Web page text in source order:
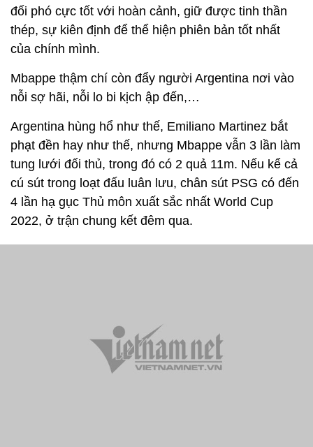
đối phó cực tốt với hoàn cảnh, giữ được tinh thần
thép, sự kiên định để thể hiện phiên bản tốt nhất
của chính mình.
Mbappe thậm chí còn đẩy người Argentina nơi vào
nỗi sợ hãi, nỗi lo bi kịch ập đến,…
Argentina hùng hổ như thế, Emiliano Martinez bắt
phạt đền hay như thế, nhưng Mbappe vẫn 3 lần làm
tung lưới đối thủ, trong đó có 2 quả 11m. Nếu kể cả
cú sút trong loạt đấu luân lưu, chân sút PSG có đến
4 lần hạ gục Thủ môn xuất sắc nhất World Cup
2022, ở trận chung kết đêm qua.